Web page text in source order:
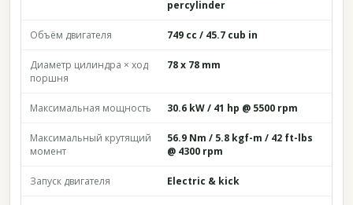
percylinder
Объём двигателя 749 cc / 45.7 cub in
Диаметр цилиндра × ход
поршня
78 x 78 mm
Максимальная мощность 30.6 kW / 41 hp @ 5500 rpm
Максимальный крутящий
момент
56.9 Nm / 5.8 kgf-m / 42 ft-lbs
@ 4300 rpm
Запуск двигателя Electric & kick